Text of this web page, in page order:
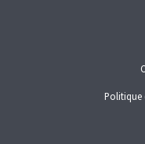
Politique